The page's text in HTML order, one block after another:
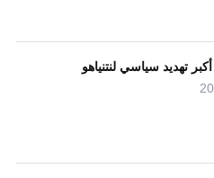
تهديد سياسي لنتنياهو